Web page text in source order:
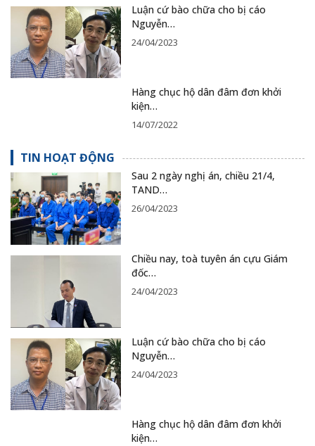
Luận cứ bào chữa cho bị cáo
Nguyễn…
24/04/2023
Hàng chục hộ dân đâm đơn khởi
kiện…
14/07/2022
TIN HOẠT ĐỘNG
Sau 2 ngày nghị án, chiều 21/4,
TAND…
26/04/2023
Chiều nay, toà tuyên án cựu Giám
đốc…
24/04/2023
Luận cứ bào chữa cho bị cáo
Nguyễn…
24/04/2023
Hàng chục hộ dân đâm đơn khởi
kiện…